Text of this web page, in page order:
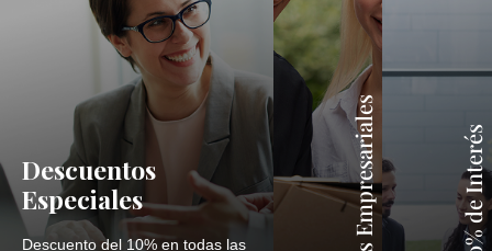
Descuentos
Especiales
Descuento del 10% en todas las